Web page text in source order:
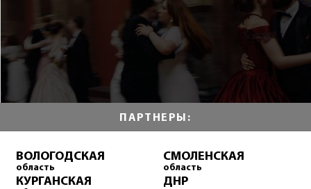
ПАРТНЕРЫ:
ВОЛОГОДСКАЯ
область
КУРГАНСКАЯ
СМОЛЕНСКАЯ
область
ДНР